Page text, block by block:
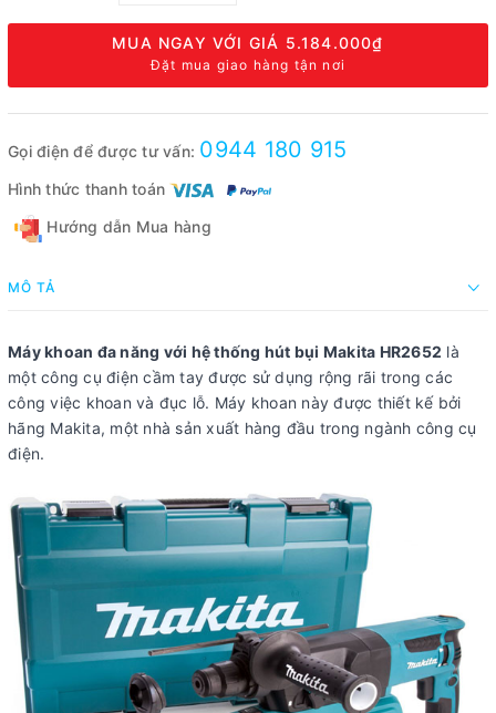
MUA NGAY VỚI GIÁ 5.184.000₫
Đặt mua giao hàng tận nơi
Gọi điện để được tư vấn: 0944 180 915
Hình thức thanh toán
Hướng dẫn Mua hàng
MÔ TẢ
Máy khoan đa năng với hệ thống hút bụi Makita HR2652 là
một công cụ điện cầm tay được sử dụng rộng rãi trong các
công việc khoan và đục lỗ. Máy khoan này được thiết kế bởi
hãng Makita, một nhà sản xuất hàng đầu trong ngành công cụ
điện.